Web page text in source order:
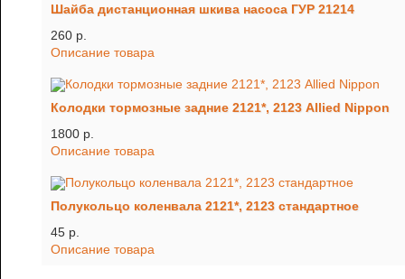
Шайба дистанционная шкива насоса ГУР 21214
260 p.
Описание товара
Колодки тормозные задние 2121*, 2123 Allied Nippon
1800 p.
Описание товара
Полукольцо коленвала 2121*, 2123 стандартное
45 p.
Описание товара